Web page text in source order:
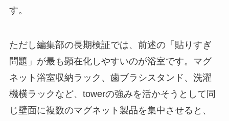
す。
ただし編集部の長期検証では、前述の「貼りすぎ
問題」が最も顕在化しやすいのが浴室です。マグ
ネット浴室収納ラック、歯ブラシスタンド、洗濯
機横ラックなど、towerの強みを活かそうとして同
じ壁面に複数のマグネット製品を集中させると、